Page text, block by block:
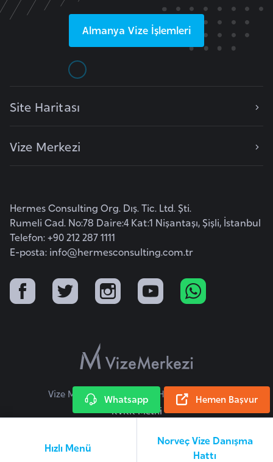
Hızlı Menü
Norveç Vize Danışma
Hattı
Almanya Vize İşlemleri
Site Haritası
Vize Merkezi
Hermes Consulting Org. Dış. Tic. Ltd. Şti.
Rumeli Cad. No:78 Daire:4 Kat:1 Nişantaşı, Şişli, İstanbul
Telefon: +90 212 287 1111
E-posta: info@hermesconsulting.com.tr
Vize Merkezi © 2026 Tüm Hakları Saklıdır.
KVKK Metni
o
a
t
i
y
o
y
a
ş
Hemen Başvur
Whatsapp